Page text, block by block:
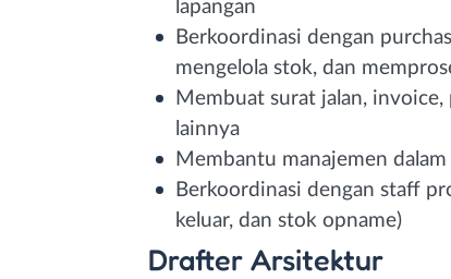
lapangan
Berkoordinasi dengan
mengelola stok, dan
Membuat surat jalan, invoice,
lainnya
Membantu manajemen
Berkoordinasi dengan staff
keluar, dan stok opname)
Drafter Arsitektur